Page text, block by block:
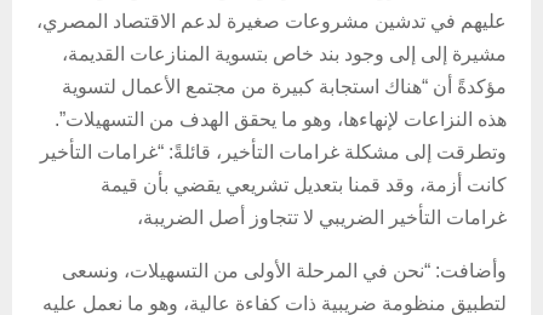
عليهم في تدشين مشروعات صغيرة لدعم الاقتصاد المصري،
مشيرة إلى إلى وجود بند خاص بتسوية المنازعات القديمة،
مؤكدةً أن “هناك استجابة كبيرة من مجتمع الأعمال لتسوية
هذه النزاعات لإنهاءها، وهو ما يحقق الهدف من التسهيلات”.
وتطرقت إلى مشكلة غرامات التأخير، قائلةً: “غرامات التأخير
كانت أزمة، وقد قمنا بتعديل تشريعي يقضي بأن قيمة
غرامات التأخير الضريبي لا تتجاوز أصل الضريبة،
وأضافت: “نحن في المرحلة الأولى من التسهيلات، ونسعى
لتطبيق منظومة ضريبية ذات كفاءة عالية، وهو ما نعمل عليه